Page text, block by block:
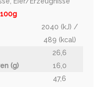
2040 (kJ) /
489 (kcal)
26,6
(g)
16,0
47,6